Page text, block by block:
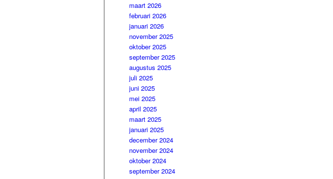
maart 2026
februari 2026
januari 2026
november 2025
oktober 2025
september 2025
augustus 2025
juli 2025
juni 2025
mei 2025
april 2025
maart 2025
januari 2025
december 2024
november 2024
oktober 2024
september 2024